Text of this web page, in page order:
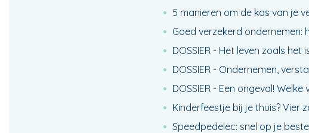
5 manieren om de kas van je
Goed verzekerd ondernemen:
DOSSIER - Het leven zoals
DOSSIER - Ondernemen,
DOSSIER - Een ongeval!
Kinderfeestje bij je thuis? Vier
Speedpedelec: snel op je